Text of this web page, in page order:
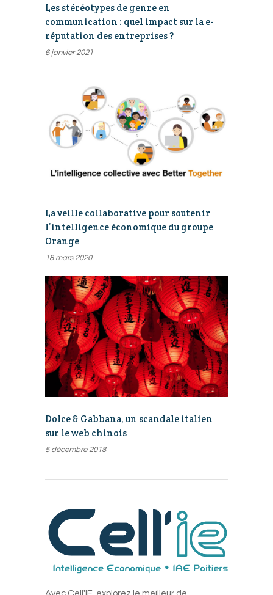
Les stéréotypes de genre en
communication : quel impact sur la e-
réputation des entreprises ?
6 janvier 2021
La veille collaborative pour soutenir
l’intelligence économique du groupe
Orange
18 mars 2020
Dolce & Gabbana, un scandale italien
sur le web chinois
5 décembre 2018